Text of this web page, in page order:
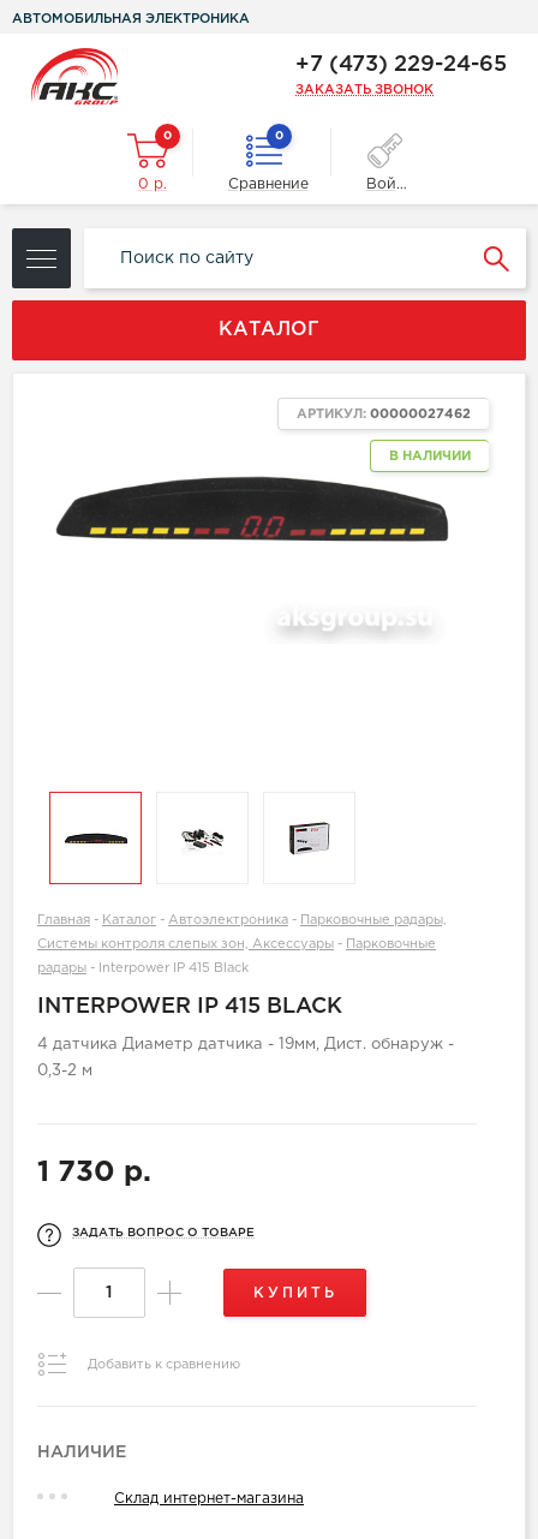
АВТОМОБИЛЬНАЯ ЭЛЕКТРОНИКА
+7 (473) 229-24-65
ЗАКАЗАТЬ ЗВОНОК
0
0 р.
0
Сравнение Войти
КАТАЛОГ
В НАЛИЧИИ
АРТИКУЛ: 00000027462
Главная - Каталог - Автоэлектроника -
Парковочные радары,
Системы контроля слепых зон, Аксессуары -
Парковочные
радары - Interpower IP 415 Black
INTERPOWER IP 415 BLACK
4 датчика Диаметр датчика - 19мм, Дист. обнаруж -
0,3-2 м
1 730 р.
ЗАДАТЬ ВОПРОС О ТОВАРЕ
КУПИТЬ
Добавить к сравнению
НАЛИЧИЕ
Склад интернет-магазина